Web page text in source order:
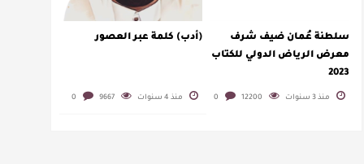
سلطنة عُمان ضيف شرف
معرض الرياض الدولي للكتاب
2023
منذ 3 سنوات 12200
0
(أدب) كلمة عبر العصور
منذ 4 سنوات 9667
0